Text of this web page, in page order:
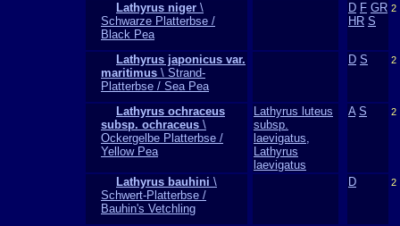
Lathyrus niger \
Schwarze Platterbse /
Black Pea
D F GR
HR S
2
Lathyrus japonicus var.
maritimus \ Strand-
Platterbse / Sea Pea
D S 2
Lathyrus ochraceus
subsp. ochraceus \
Ockergelbe Platterbse /
Yellow Pea
Lathyrus luteus
subsp.
laevigatus,
Lathyrus
laevigatus
A S 2
Lathyrus bauhini \
Schwert-Platterbse /
Bauhin's Vetchling
D 2